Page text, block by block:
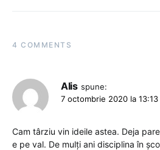
4 COMMENTS
Alis spune:
7 octombrie 2020 la 13:13
Cam târziu vin ideile astea. Deja
e pe val. De mulți ani disciplina în